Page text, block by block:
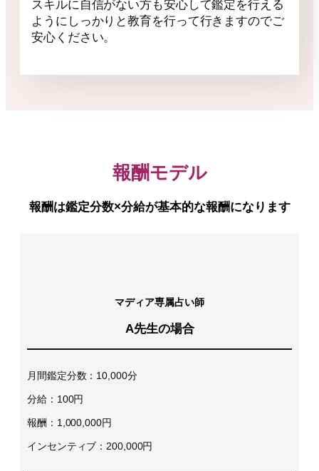
スキルに自信がない方も安心して鑑定を行える
ようにしっかりと教育を行って行きますのでご
安心ください。
報酬モデル
報酬は鑑定分数×分給が基本的な報酬になります
マディア専属占い師
A先生の場合
月間鑑定分数：10,000分
分給：100円
報酬：1,000,000円
インセンティブ：200,000円